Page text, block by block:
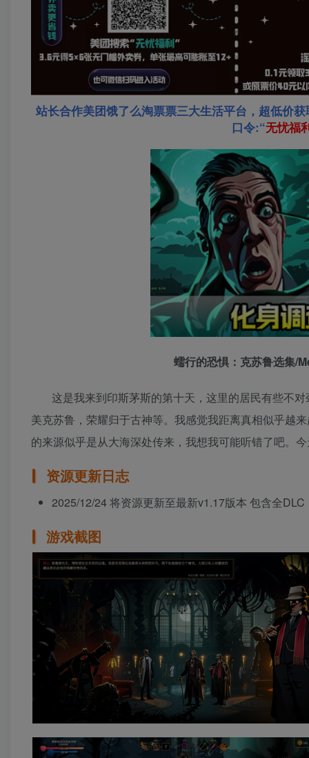
站长合作美团饿了么淘票票三大生活平台，超低价
口令:“无忧福
蠕行的恐惧：克苏鲁选集/
这是我来到印斯茅斯的第十天，这里的居民有些不
美克苏鲁，荣耀归于古神等。我感觉我距离真相似乎越
的来源似乎是从大海深处传来，我想我可能听错了吧。
资源更新日志
2025/12/24 将资源更新至最新v1.17版本 包含全DLC
游戏截图